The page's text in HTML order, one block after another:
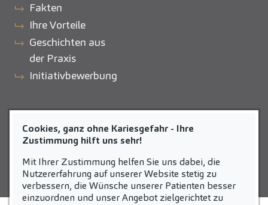
Fakten
Ihre Vorteile
Geschichten aus
der Praxis
Initiativbewerbung
ZAHNEINS
zahneins.com
Cookies, ganz ohne Kariesgefahr - Ihre
Zustimmung hilft uns sehr!
Mit Ihrer Zustimmung helfen Sie uns dabei, die
Nutzererfahrung auf unserer Website stetig zu
verbessern, die Wünsche unserer Patienten besser
einzuordnen und unser Angebot zielgerichtet zu